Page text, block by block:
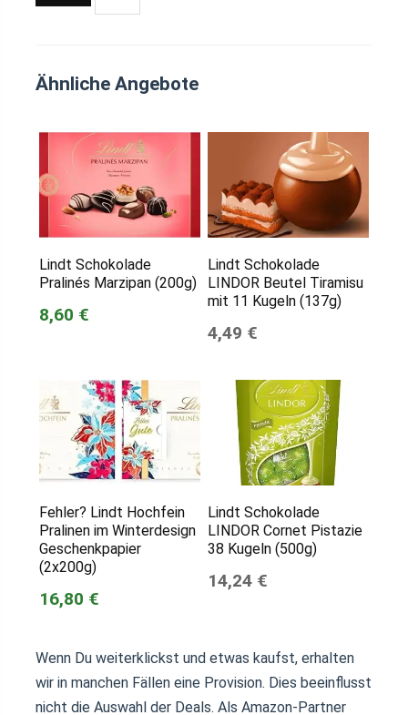
Ähnliche Angebote
Lindt Schokolade
Pralinés Marzipan (200g)
8,60 €
Lindt Schokolade
LINDOR Beutel Tiramisu
mit 11 Kugeln (137g)
4,49 €
Fehler? Lindt Hochfein
Pralinen im Winterdesign
Geschenkpapier
(2x200g)
16,80 €
Lindt Schokolade
LINDOR Cornet Pistazie
38 Kugeln (500g)
14,24 €
Wenn Du weiterklickst und etwas kaufst, erhalten
wir in manchen Fällen eine Provision. Dies beeinflusst
nicht die Auswahl der Deals. Als Amazon-Partner